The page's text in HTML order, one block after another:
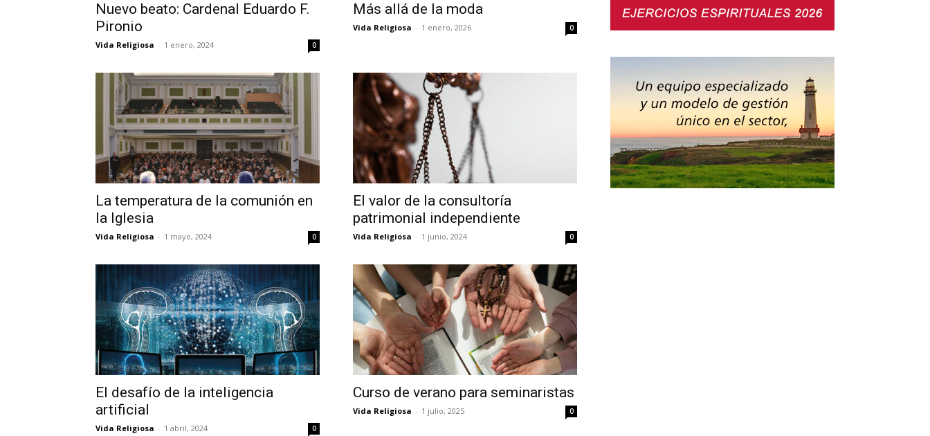
Nuevo beato: Cardenal Eduardo F.
Pironio
Vida Religiosa - 1 enero, 2024 0
Más allá de la moda
Vida Religiosa - 1 enero, 2026 0
La temperatura de la comunión en
la Iglesia
Vida Religiosa - 1 mayo, 2024 0
El valor de la consultoría
patrimonial independiente
Vida Religiosa - 1 junio, 2024 0
El desafío de la inteligencia
artificial
Vida Religiosa - 1 abril, 2024 0
Curso de verano para seminaristas
Vida Religiosa - 1 julio, 2025 0